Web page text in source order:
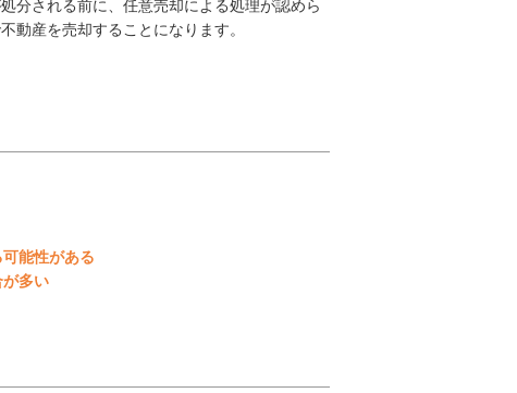
分される前に、任意売却による処理が認めら
動産を売却することになります。
能性がある
が多い